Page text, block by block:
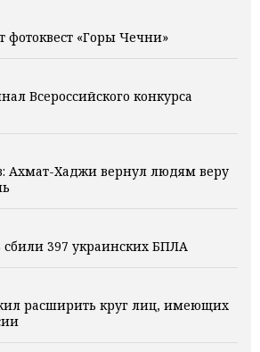
фотоквест «Горы Чечни»
Всероссийского конкурса
Ахмат-Хаджи вернул людям веру
397 украинских БПЛА
расширить круг лиц, имеющих